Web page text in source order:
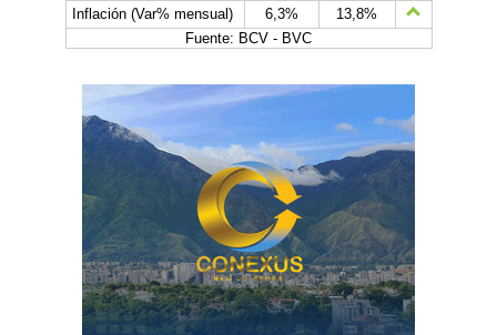
Inflación (Var% mensual)
6,3%
13,8%
Fuente: BCV - BVC